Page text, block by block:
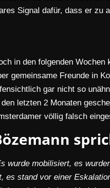
Signal dafür, dass er zu
in den folgenden
gemeinsame Freunde in
gar nicht so
den letzten 2 Monaten
völlig falsch
wurde mobilisiert, es
es stand vor einer